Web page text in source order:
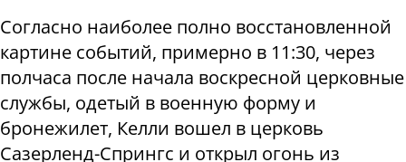
Согласно наиболее полно восстановленной
картине событий, примерно в 11:30, через
полчаса после начала воскресной церковные
службы, одетый в военную форму и
бронежилет, Келли вошел в церковь
Сазерленд-Спрингс и открыл огонь из